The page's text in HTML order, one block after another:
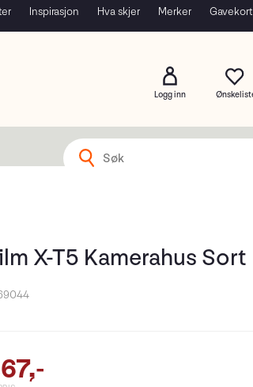
Inspirasjon Hva skjer Merker Gavekort
Logg inn
X-T5 Kamerahus Sort